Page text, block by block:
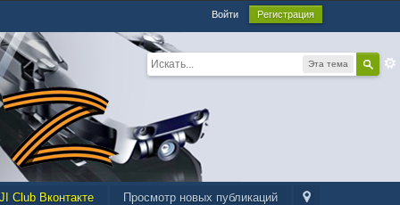
Войти Регистрация
Эта тема
Просмотр новых публикаций
Club Вконтакте